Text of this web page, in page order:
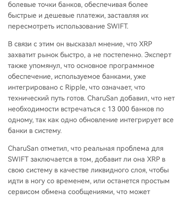
болевые точки банков, обеспечивая более
быстрые и дешевые платежи, заставляя их
пересмотреть использование SWIFT.
В связи с этим он высказал мнение, что XRP
захватит рынок быстро, а не постепенно. Эксперт
также упомянул, что основное программное
обеспечение, используемое банками, уже
интегрировано с Ripple, что означает, что
технический путь готов. CharuSan добавил, что нет
необходимости встречаться с 13 000 банков по
одному, так как одно обновление интегрирует все
банки в систему.
CharuSan отметил, что реальная проблема для
SWIFT заключается в том, добавит ли она XRP в
свою систему в качестве ликвидного слоя, чтобы
идти в ногу со временем, или останется простым
сервисом обмена сообщениями, что может